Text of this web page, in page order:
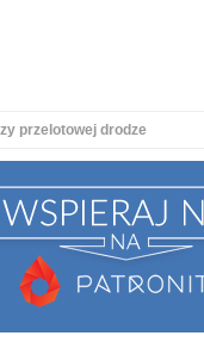
przelotowej drodze